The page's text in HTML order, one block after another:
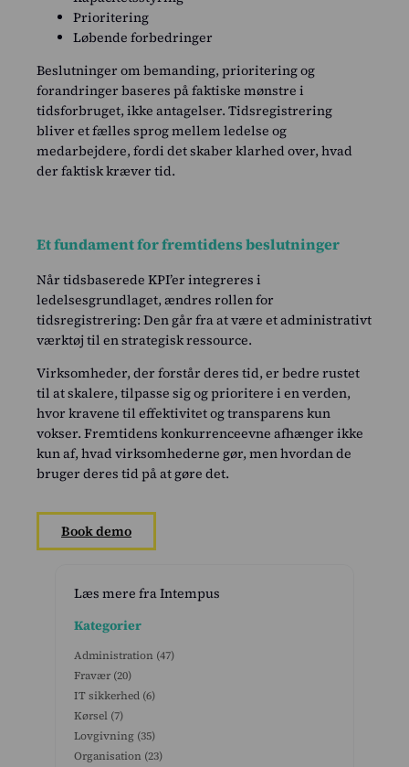
Prioritering
Løbende forbedringer
Beslutninger om bemanding, prioritering og
forandringer baseres på faktiske mønstre i
tidsforbruget, ikke antagelser. Tidsregistrering
bliver et fælles sprog mellem ledelse og
medarbejdere, fordi det skaber klarhed over, hvad
der faktisk kræver tid.
Et fundament for fremtidens beslutninger
Når tidsbaserede KPI’er integreres i
ledelsesgrundlaget, ændres rollen for
tidsregistrering: Den går fra at være et administrativt
værktøj til en strategisk ressource.
Virksomheder, der forstår deres tid, er bedre rustet
til at skalere, tilpasse sig og prioritere i en verden,
hvor kravene til effektivitet og transparens kun
vokser. Fremtidens konkurrenceevne afhænger ikke
kun af, hvad virksomhederne gør, men hvordan de
bruger deres tid på at gøre det.
Book demo
Læs mere fra Intempus
Kategorier
Administration (47)
Fravær (20)
IT sikkerhed (6)
Kørsel (7)
Lovgivning (35)
Organisation (23)